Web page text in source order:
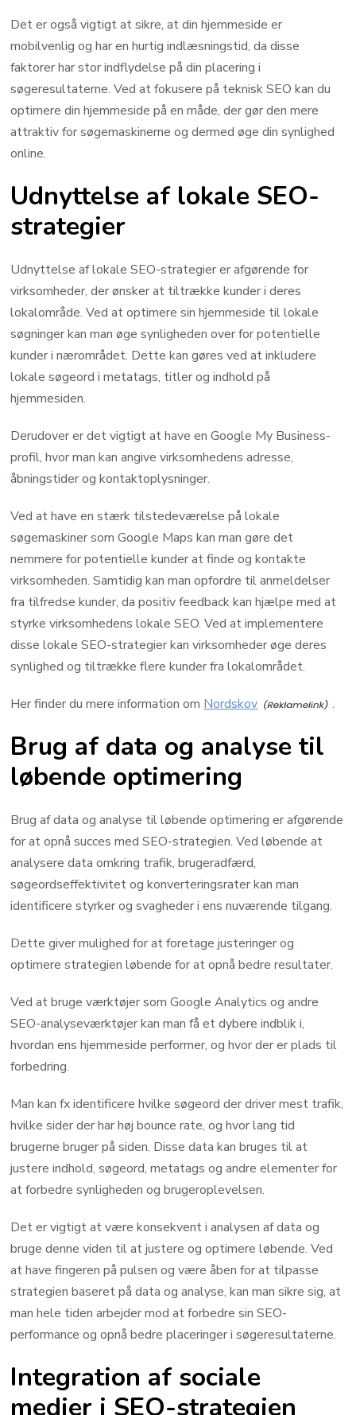
Det er også vigtigt at sikre, at din hjemmeside er
mobilvenlig og har en hurtig indlæsningstid, da disse
faktorer har stor indflydelse på din placering i
søgeresultaterne. Ved at fokusere på teknisk SEO kan du
optimere din hjemmeside på en måde, der gør den mere
attraktiv for søgemaskinerne og dermed øge din synlighed
online.
Udnyttelse af lokale SEO-
strategier
Udnyttelse af lokale SEO-strategier er afgørende for
virksomheder, der ønsker at tiltrække kunder i deres
lokalområde. Ved at optimere sin hjemmeside til lokale
søgninger kan man øge synligheden over for potentielle
kunder i nærområdet. Dette kan gøres ved at inkludere
lokale søgeord i metatags, titler og indhold på
hjemmesiden.
Derudover er det vigtigt at have en Google My Business-
profil, hvor man kan angive virksomhedens adresse,
åbningstider og kontaktoplysninger.
Ved at have en stærk tilstedeværelse på lokale
søgemaskiner som Google Maps kan man gøre det
nemmere for potentielle kunder at finde og kontakte
virksomheden. Samtidig kan man opfordre til anmeldelser
fra tilfredse kunder, da positiv feedback kan hjælpe med at
styrke virksomhedens lokale SEO. Ved at implementere
disse lokale SEO-strategier kan virksomheder øge deres
synlighed og tiltrække flere kunder fra lokalområdet.
Her finder du mere information om Nordskov .
Brug af data og analyse til
løbende optimering
Brug af data og analyse til løbende optimering er afgørende
for at opnå succes med SEO-strategien. Ved løbende at
analysere data omkring trafik, brugeradfærd,
søgeordseffektivitet og konverteringsrater kan man
identificere styrker og svagheder i ens nuværende tilgang.
Dette giver mulighed for at foretage justeringer og
optimere strategien løbende for at opnå bedre resultater.
Ved at bruge værktøjer som Google Analytics og andre
SEO-analyseværktøjer kan man få et dybere indblik i,
hvordan ens hjemmeside performer, og hvor der er plads til
forbedring.
Man kan fx identificere hvilke søgeord der driver mest trafik,
hvilke sider der har høj bounce rate, og hvor lang tid
brugerne bruger på siden. Disse data kan bruges til at
justere indhold, søgeord, metatags og andre elementer for
at forbedre synligheden og brugeroplevelsen.
Det er vigtigt at være konsekvent i analysen af data og
bruge denne viden til at justere og optimere løbende. Ved
at have fingeren på pulsen og være åben for at tilpasse
strategien baseret på data og analyse, kan man sikre sig, at
man hele tiden arbejder mod at forbedre sin SEO-
performance og opnå bedre placeringer i søgeresultaterne.
Integration af sociale
medier i SEO-strategien